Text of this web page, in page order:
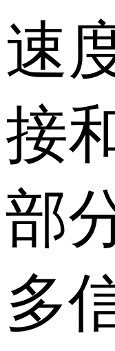
速
接
部
多